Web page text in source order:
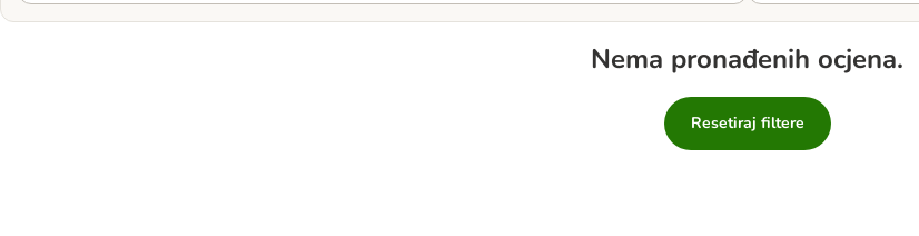
Nema pronađenih ocjena.
Resetiraj filtere